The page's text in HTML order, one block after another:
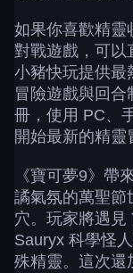
如果你喜歡精靈
對戰遊戲，可以
小豬快玩提供最
冒險遊戲與回
冊，使用 PC、
開始最新的精靈
《寶可夢9》帶
譎氣氛的萬聖節
穴。玩家將遇見
Sauryx 科學怪
殊精靈。這次還